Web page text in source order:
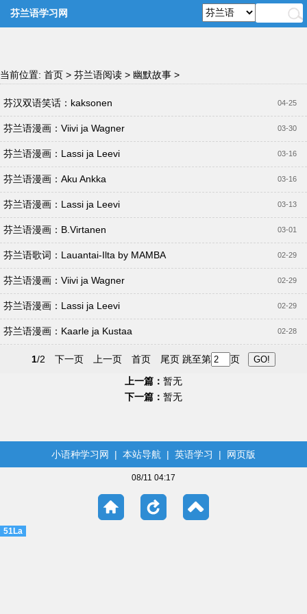
芬兰语学习网
当前位置: 首页 > 芬兰语阅读 > 幽默故事 >
04-25
芬汉双语笑话：kaksonen
03-30
芬兰语漫画：Viivi ja Wagner
03-16
芬兰语漫画：Lassi ja Leevi
03-16
芬兰语漫画：Aku Ankka
03-13
芬兰语漫画：Lassi ja Leevi
03-01
芬兰语漫画：B.Virtanen
02-29
芬兰语歌词：Lauantai-Ilta by MAMBA
02-29
芬兰语漫画：Viivi ja Wagner
02-29
芬兰语漫画：Lassi ja Leevi
02-28
芬兰语漫画：Kaarle ja Kustaa
1/2 下一页 上一页 首页 尾页 跳至第
页
上一篇： 暂无
下一篇： 暂无
小语种学习网 | 本站导航 | 英语学习 | 网页版
08/11 04:17
51La